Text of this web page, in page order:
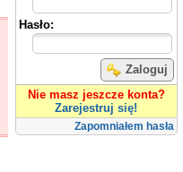
Hasło:
Zaloguj
Nie masz jeszcze konta?
Zarejestruj się!
Zapomniałem hasła